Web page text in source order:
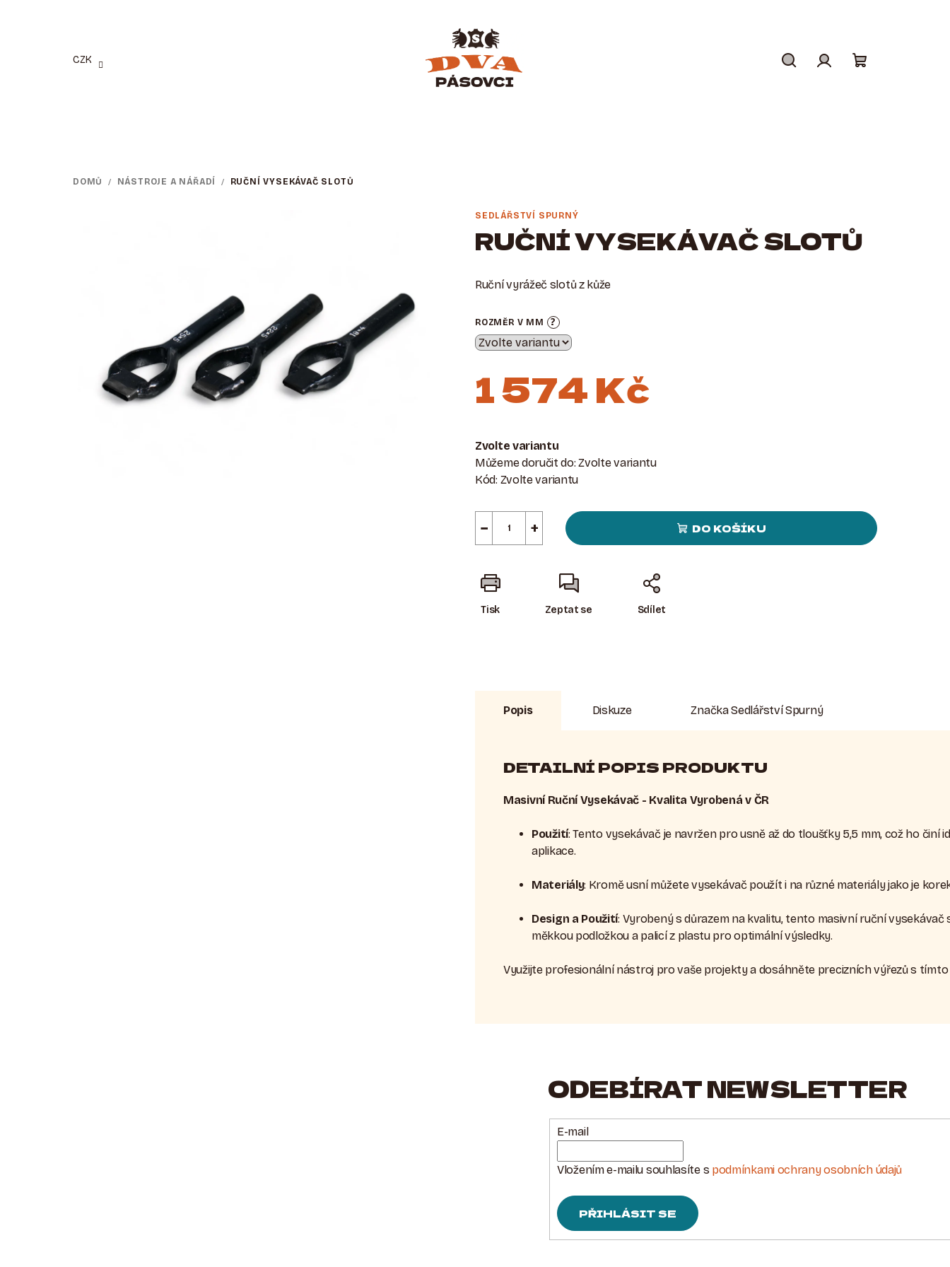
CZK
DOMŮ / NÁSTROJE A NÁŘADÍ / RUČNÍ VYSEKÁVAČ SLOTŮ
SEDLÁŘSTVÍ SPURNÝ
RUČNÍ VYSEKÁVAČ SLOTŮ
Ruční vyrážeč slotů z kůže
ROZMĚR V MM ?
1 574 Kč
cena:
Zvolte variantu
Můžeme doručit do: Zvolte variantu
Kód: Zvolte variantu
+
− DO KOŠÍKU
Tisk Zeptat se Sdílet
Popis Diskuze ZnačkaSedlářství Spurný
DETAILNÍ POPIS PRODUKTU
Masivní Ruční Vysekávač - Kvalita Vyrobená v ČR
Použití: Tento vysekávač je navržen pro usně až do tloušťky 5,5 mm, což ho
aplikace.
Materiály: Kromě usní můžete vysekávač použít i na různé materiály jako je
Design a Použití: Vyrobený s důrazem na kvalitu, tento masivní ruční
měkkou podložkou a palicí z plastu pro optimální výsledky.
Využijte profesionální nástroj pro vaše projekty a dosáhněte precizních výřezů s
ODEBÍRAT NEWSLETTER
E-mail
Vložením e-mailu souhlasíte s podmínkami ochrany osobních údajů
PŘIHLÁSIT SE